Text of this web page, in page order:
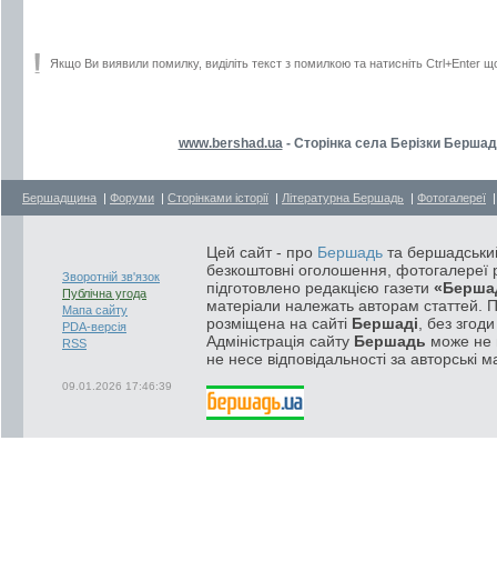
Якщо Ви виявили помилку, виділіть текст з помилкою та натисніть Ctrl+Enter
www.bershad.ua - Сторінка села Берізки
Бершадщина | Форуми | Сторінками історії | Літературна Бершадь | Фотогалереї
Зворотній зв'язок
Публічна угода
Мапа сайту
PDA-версія
RSS
09.01.2026 17:46:39
Цей сайт - про Бершадь та
безкоштовні оголошення, фотогалереї
підготовлено редакцією газети
матеріали належать авторам статтей.
розміщена на сайті Бершаді , без
Адміністрація сайту Бершадь може не
не несе відповідальності за авторські